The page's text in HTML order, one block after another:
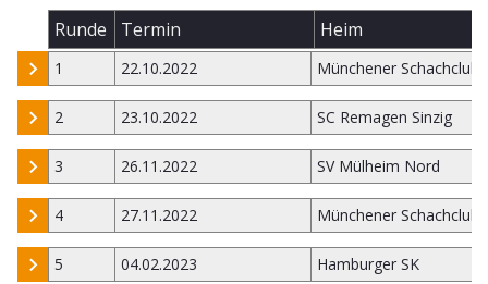
Runde Termin Heim
1 22.10.2022 Münchener Schachclub
2 23.10.2022 SC Remagen Sinzig
3 26.11.2022 SV Mülheim Nord
4 27.11.2022 Münchener Schachclub
5 04.02.2023 Hamburger SK